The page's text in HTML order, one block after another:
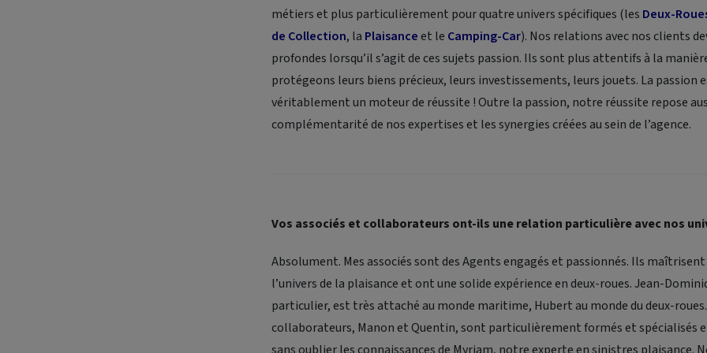
métiers et plus particulièrement pour quatre univers spécifiques (les Deux-
de Collection, la Plaisanceet le Camping-Car). Nos relations avec nos clients
profondes lorsqu’il s’agit de ces sujets passion. Ils sont plus attentifs à la
protégeons leurs biens précieux, leurs investissements, leurs jouets. La passion
véritablement un moteur de réussite ! Outre la passion, notre réussite repose
complémentarité de nos expertises et les synergies créées au sein de l’agence.
Vos associés et collaborateurs ont-ils une relation particulière avec nos
Absolument. Mes associés sont des Agents engagés et passionnés. Ils
l’univers de la plaisance et ont une solide expérience en deux-roues. Jean-
particulier, est très attaché au monde maritime, Hubert au monde du deux-
collaborateurs, Manon et Quentin, sont particulièrement formés et spécialisés